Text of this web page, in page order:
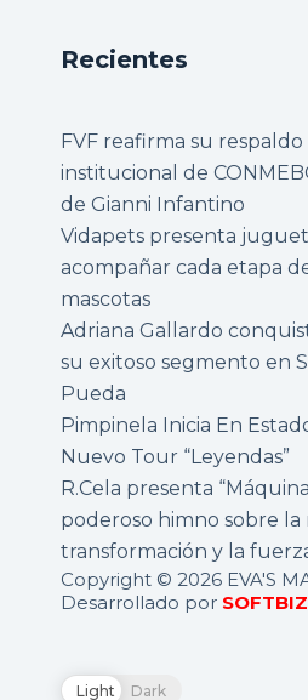
Recientes
FVF reafirma su respaldo
institucional de
de Gianni Infantino
Vidapets presenta
acompañar cada etapa
mascotas
Adriana Gallardo
su exitoso segmento en
Pueda
Pimpinela Inicia En
Nuevo Tour “Leyendas”
R.Cela presenta
poderoso himno sobre la
transformación y la
Copyright © 2026 EVA'S
Desarrollado por SOFTBIZ
Light Dark